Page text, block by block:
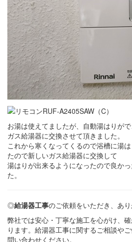
お湯は使えてましたが、自動湯はりが
ガス給湯器に交換させて頂きました。
これから寒くなってくるので浴槽に湯
たので新しいガス給湯器に交換して
湯はりが出来るようになったので良か
た。
◎給湯器工事のご依頼をいただき、あ
弊社では安心・丁寧な施工を心がけ、
ります。給湯器工事に関するご相談や
問い合わせください。